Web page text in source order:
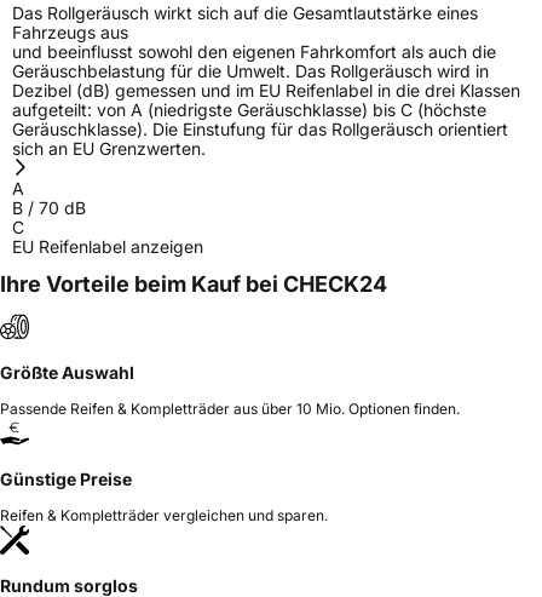
Das Rollgeräusch wirkt sich auf die Gesamtlautstärke eines
Fahrzeugs aus
und beeinflusst sowohl den eigenen Fahrkomfort als auch die
Geräuschbelastung für die Umwelt. Das Rollgeräusch wird in
Dezibel (dB) gemessen und im EU Reifenlabel in die drei Klassen
aufgeteilt: von A (niedrigste Geräuschklasse) bis C (höchste
Geräuschklasse). Die Einstufung für das Rollgeräusch orientiert
sich an EU Grenzwerten.
A
B / 70 dB
C
EU Reifenlabel anzeigen
Ihre Vorteile beim Kauf bei CHECK24
Größte Auswahl
Passende Reifen & Kompletträder aus über 10 Mio. Optionen finden.
Günstige Preise
Reifen & Kompletträder vergleichen und sparen.
Rundum sorglos